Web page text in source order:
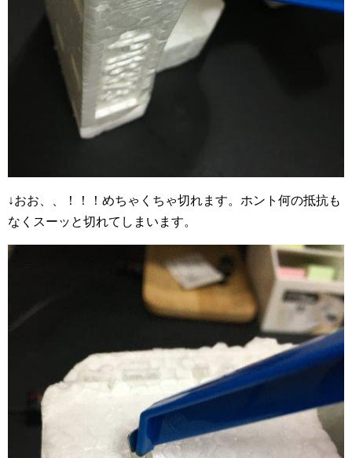
↓おお、、！！！めちゃくちゃ切れます。ホント何の抵抗も
なくスーッと切れてしまいます。